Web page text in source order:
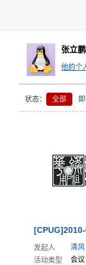
张立
他的个
状态： 全部
[CPUG]2010
发起人
清风
活动类型
会